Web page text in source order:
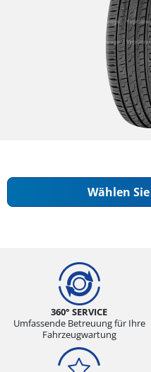
Wählen
360° SERVICE
Umfassende Betreuung für Ihre
Fahrzeugwartung